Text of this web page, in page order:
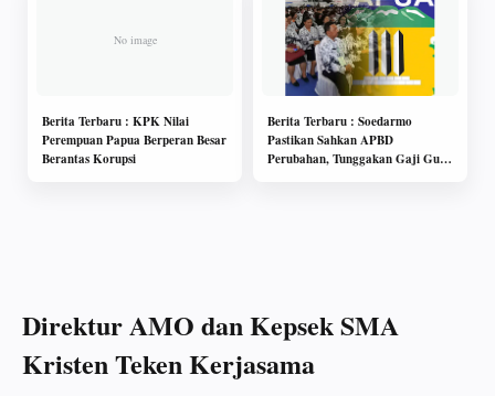
Berita Terbaru : KPK Nilai
Perempuan Papua Berperan Besar
Berantas Korupsi
Berita Terbaru : Soedarmo
Pastikan Sahkan APBD
Perubahan, Tunggakan Gaji Guru
Direktur AMO dan Kepsek SMA
Kristen Teken Kerjasama